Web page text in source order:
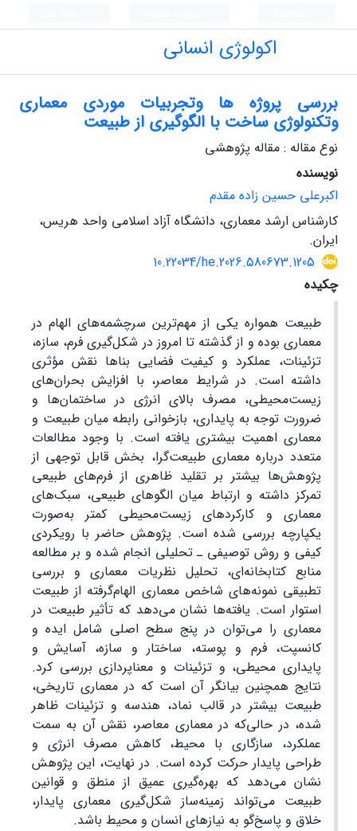
اکولوژی انسانی
بررسی پروژه ها وتجربیات موردی معماری
وتکنولوژی ساخت با الگوگیری از طبیعت
نوع مقاله : مقاله پژوهشی
نویسنده
اکبرعلی حسین زاده مقدم
کارشناس ارشد معماری، دانشگاه آزاد اسلامی واحد هریس،
ایران.
10.22034/he.2026.580673.1205
چکیده
طبیعت همواره یکی از مهم‌ترین سرچشمه‌های الهام در
معماری بوده و از گذشته تا امروز در شکل‌گیری فرم، سازه،
تزئینات، عملکرد و کیفیت فضایی بناها نقش مؤثری
داشته است. در شرایط معاصر، با افزایش بحران‌های
زیست‌محیطی، مصرف بالای انرژی در ساختمان‌ها و
ضرورت توجه به پایداری، بازخوانی رابطه میان طبیعت و
معماری اهمیت بیشتری یافته است. با وجود مطالعات
متعدد درباره معماری طبیعت‌گرا، بخش قابل توجهی از
پژوهش‌ها بیشتر بر تقلید ظاهری از فرم‌های طبیعی
تمرکز داشته و ارتباط میان الگوهای طبیعی، سبک‌های
معماری و کارکردهای زیست‌محیطی کمتر به‌صورت
یکپارچه بررسی شده است. پژوهش حاضر با رویکردی
کیفی و روش توصیفی ـ تحلیلی انجام شده و بر مطالعه
منابع کتابخانه‌ای، تحلیل نظریات معماری و بررسی
تطبیقی نمونه‌های شاخص معماری الهام‌گرفته از طبیعت
استوار است. یافته‌ها نشان می‌دهد که تأثیر طبیعت در
معماری را می‌توان در پنج سطح اصلی شامل ایده و
کانسپت، فرم و پوسته، ساختار و سازه، آسایش و
پایداری محیطی، و تزئینات و معناپردازی بررسی کرد.
نتایج همچنین بیانگر آن است که در معماری تاریخی،
طبیعت بیشتر در قالب نماد، هندسه و تزئینات ظاهر
شده، در حالی‌که در معماری معاصر، نقش آن به سمت
عملکرد، سازگاری با محیط، کاهش مصرف انرژی و
طراحی پایدار حرکت کرده است. در نهایت، این پژوهش
نشان می‌دهد که بهره‌گیری عمیق از منطق و قوانین
طبیعت می‌تواند زمینه‌ساز شکل‌گیری معماری پایدار،
خلاق و پاسخ‌گو به نیازهای انسان و محیط باشد.